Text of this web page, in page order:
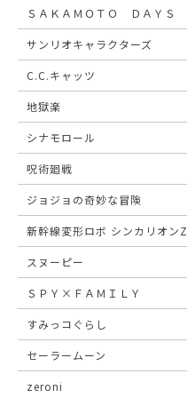
ＳＡＫＡＭＯＴＯ ＤＡＹＳ
サンリオキャラクターズ
C.C.キャッツ
地獄楽
シナモロール
呪術廻戦
ジョジョの奇妙な冒険
新幹線変形ロボ シンカリオンZ
スヌーピー
ＳＰＹ×ＦＡＭＩＬＹ
すみっコぐらし
セーラームーン
zeroni